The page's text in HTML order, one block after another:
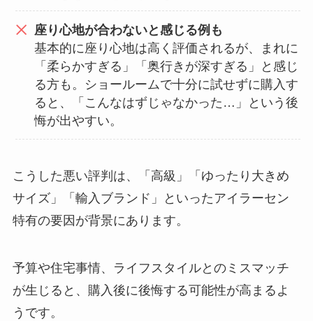
座り心地が合わないと感じる例も
基本的に座り心地は高く評価されるが、まれに
「柔らかすぎる」「奥行きが深すぎる」と感じ
る方も。ショールームで十分に試せずに購入す
ると、「こんなはずじゃなかった…」という後
悔が出やすい。
こうした悪い評判は、「高級」「ゆったり大きめ
サイズ」「輸入ブランド」といったアイラーセン
特有の要因が背景にあります。
予算や住宅事情、ライフスタイルとのミスマッチ
が生じると、購入後に後悔する可能性が高まるよ
うです。